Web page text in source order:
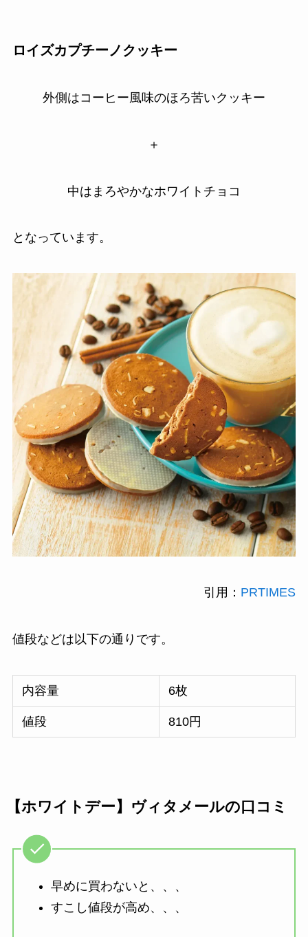
ロイズカプチーノクッキー
外側はコーヒー風味のほろ苦いクッキー
＋
中はまろやかなホワイトチョコ
となっています。
引用： PRTIMES
値段などは以下の通りです。
内容量 6枚
値段 810円
【ホワイトデー】ヴィタメールの口コミ
早めに買わないと、、、
すこし値段が高め、、、